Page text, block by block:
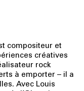
compositeur et
créatives
rock
à emporter – il a
Avec Louis